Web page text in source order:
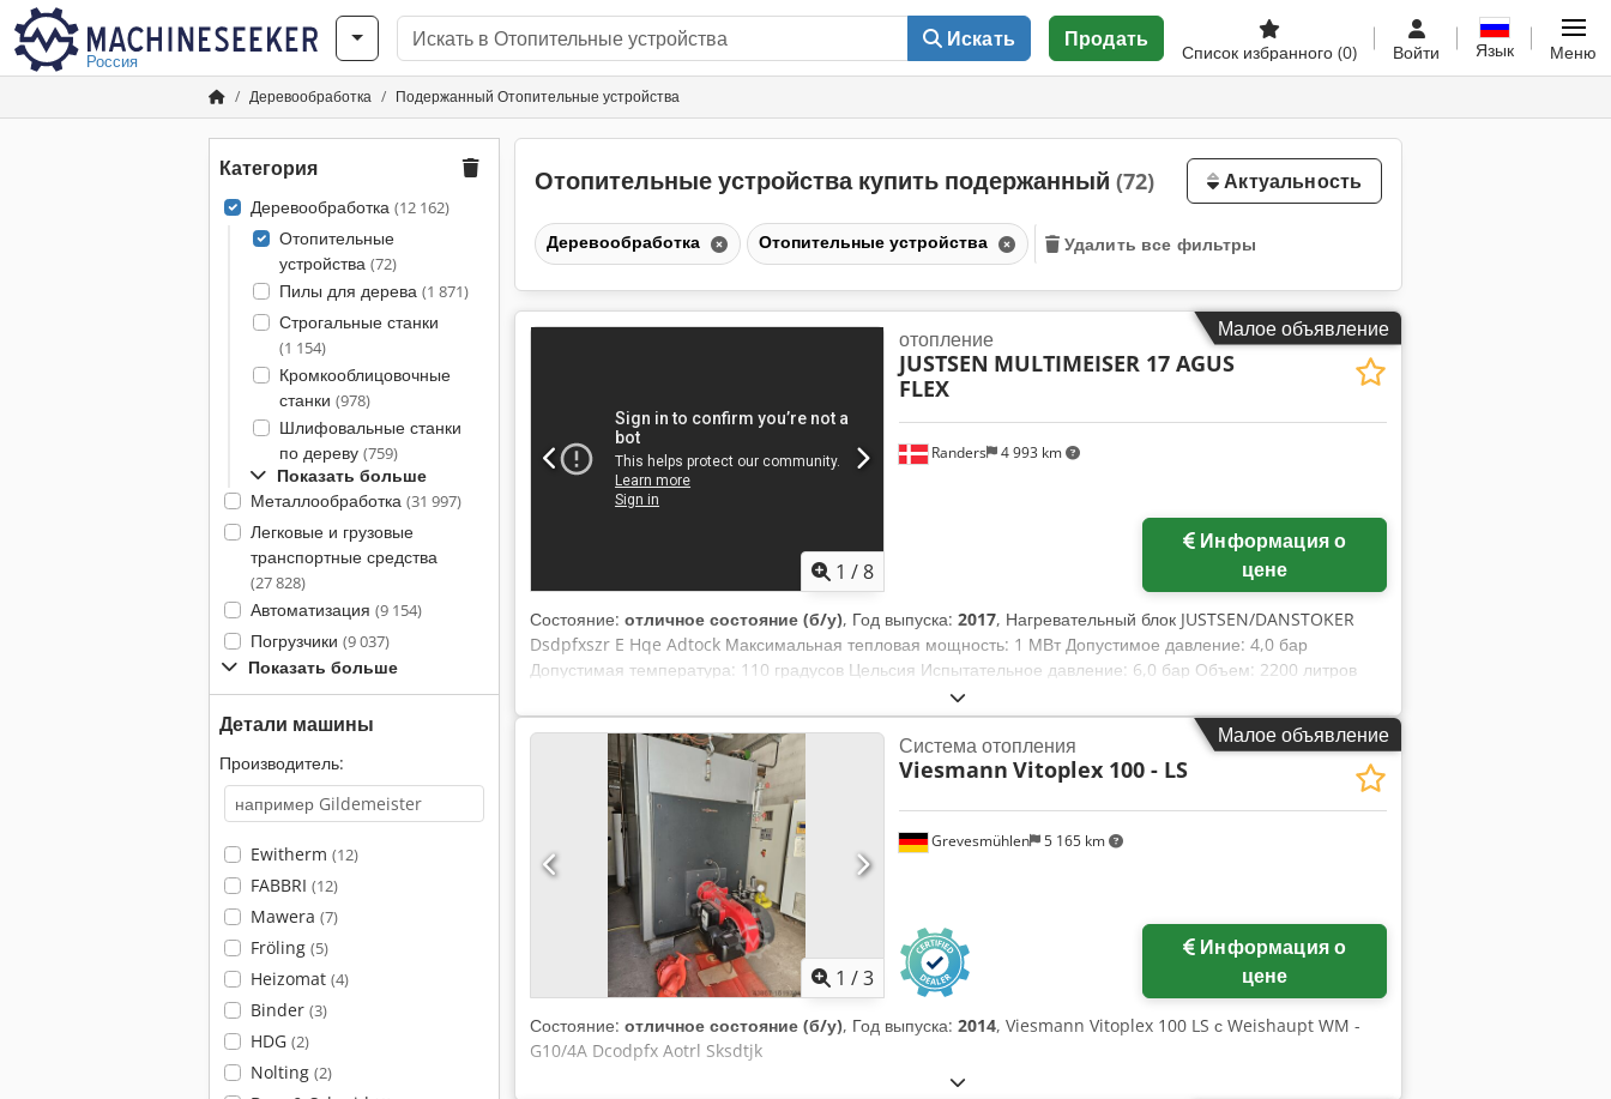
Россия
Искать Продать
Список избранного (0) Войти Язык Меню
Деревообработка Подержанный Отопительные устройства
Категория
Деревообработка (12 162)
Отопительные
устройства (72)
Пилы для дерева (1 871)
Строгальные станки
(1 154)
Кромкооблицовочные
станки (978)
Шлифовальные станки
по дереву (759)
Показать больше
Металлообработка (31 997)
Легковые и грузовые
транспортные средства
(27 828)
Автоматизация (9 154)
Погрузчики (9 037)
Показать больше
Детали машины
Производитель:
Ewitherm (12)
FABBRI (12)
Mawera (7)
Fröling (5)
Heizomat (4)
Binder (3)
HDG (2)
Nolting (2)
Отопительные устройства купить подержанный (72) Актуальность
Деревообработка Отопительные устройства Удалить все фильтры
Малое объявление
1 /8
Randers 4 993 km
отопление
JUSTSEN MULTIMEISER 17 AGUS
FLEX
цене
Состояние: отличное состояние (б/у), Год выпуска: 2017, Нагревательный блок JUSTSEN/DANSTOKER
Dsdpfxszr E Hqe Adtock Максимальная тепловая мощность: 1 МВт Допустимое давление: 4,0 бар
Допустимая температура: 110 градусов Цельсия Испытательное давление: 6,0 бар Объем: 2200 литров
Водяное охлаждение основания Может использоваться для: древесных отходов/древесной щепы/
древесных гранул и т. д. Электрический шкаф с сенсорным экраном и ПЛК Полный комплект, все еще
подключен к электросети, может быть осмотрен в рабочем состоянии по запросу.
Малое объявление
1 /3
Grevesmühlen 5 165 km
Система отопления
Viesmann Vitoplex 100 - LS
цене
Состояние: отличное состояние (б/у), Год выпуска: 2014, Viesmann Vitoplex 100 LS с Weishaupt WM -
G10/4A Dcodpfx Aotrl Sksdtjk